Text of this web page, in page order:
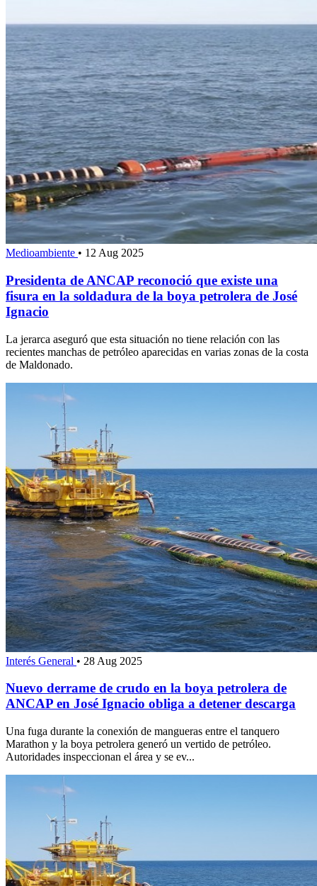
Medioambiente • 12 Aug 2025
Presidenta de ANCAP reconoció que existe una
fisura en la soldadura de la boya petrolera de José
Ignacio
La jerarca aseguró que esta situación no tiene relación con las
recientes manchas de petróleo aparecidas en varias zonas de la costa
de Maldonado.
Interés General • 28 Aug 2025
Nuevo derrame de crudo en la boya petrolera de
ANCAP en José Ignacio obliga a detener descarga
Una fuga durante la conexión de mangueras entre el tanquero
Marathon y la boya petrolera generó un vertido de petróleo.
Autoridades inspeccionan el área y se ev...